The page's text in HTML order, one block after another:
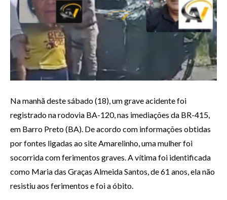
Na manhã deste sábado (18), um grave acidente foi
registrado na rodovia BA-120, nas imediações da BR-415,
em Barro Preto (BA). De acordo com informações obtidas
por fontes ligadas ao site Amarelinho, uma mulher foi
socorrida com ferimentos graves. A vítima foi identificada
como Maria das Graças Almeida Santos, de 61 anos, ela não
resistiu aos ferimentos e foi a óbito.